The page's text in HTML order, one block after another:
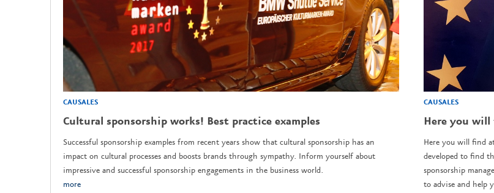
CAUSALES
Cultural sponsorship works! Best practice examples
Successful sponsorship examples from recent years show that cultural sponsorship has an
impact on cultural processes and boosts brands through sympathy. Inform yourself about
impressive and successful sponsorship engagements in the business world.
more
CAUSALES
Here you
Here you will find
developed to find
sponsorship
to advise and help